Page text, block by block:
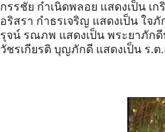
กรรชัย กำเนิดพลอย แสดงเป็น เก
อริสรา กำธรเจริญ แสดงเป็น ใจภั
รุจน์ รณภพ แสดงเป็น พระยาภัก
วัชรเกียรติ บุญภักดี แสดงเป็น ร.ต.